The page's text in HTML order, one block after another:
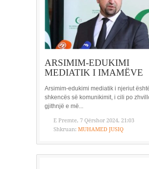
ARSIMIM-EDUKIMI
MEDIATIK I IMAMËVE
Arsimim-edukimi mediatik i njeriut
shkencës së komunikimit, i cili po
gjithnjë e më...
E Premte, 7 Qërshor 2024, 21:03
Shkruan: MUHAMED JUSIQ